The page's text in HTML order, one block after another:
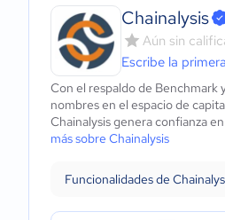
Chainalysis
Aún sin
Escribe la
Con el respaldo de Benchmark
nombres en el espacio de
Chainalysis genera confianza
más sobre Chainalysis
Funcionalidades de